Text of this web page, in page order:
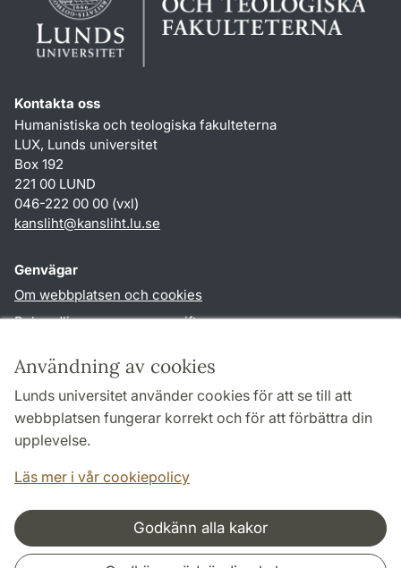
Användning av cookies
Lunds universitet använder cookies för att se till att
webbplatsen fungerar korrekt och för att förbättra din
upplevelse.
Läs mer i vår cookiepolicy
Godkänn alla kakor
Kontakta oss
Humanistiska och teologiska fakulteterna
LUX, Lunds universitet
Box 192
221 00 LUND
046-222 00 00 (vxl)
kansliht@kansliht.lu.se
Genvägar
Om webbplatsen och cookies
Behandling av personuppgifter
TYPO3-login
Följ oss i sociala medier
Samarbeten och nätverk